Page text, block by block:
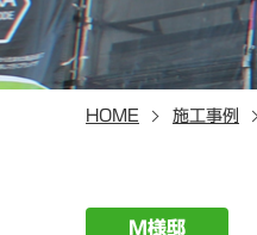
HOME 施工事例
M様邸